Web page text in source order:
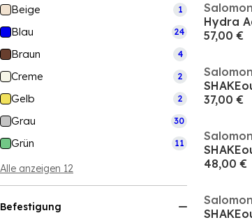
Beige 1
Blau 24
Braun 4
Creme 2
Gelb 2
Grau 30
Grün 11
Alle anzeigen 12
Befestigung
Salomon
Hydra
57,00 €
Salomon
37,00 €
Salomon
48,00 €
Salomon